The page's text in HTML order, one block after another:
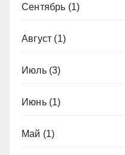
Сентябрь (1)
Август (1)
Июль(3)
Июнь(1)
Май (1)